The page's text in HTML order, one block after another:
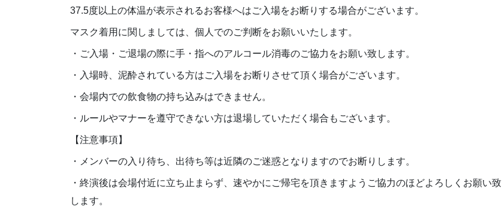
37.5度以上の体温が表示されるお客様へはご入場をお断りする場合がございます。
マスク着用に関しましては、個人でのご判断をお願いいたします。
・ご入場・ご退場の際に手・指へのアルコール消毒のご協力をお願い致します。
・入場時、泥酔されている方はご入場をお断りさせて頂く場合がございます。
・会場内での飲食物の持ち込みはできません。
・ルールやマナーを遵守できない方は退場していただく場合もございます。
【注意事項】
・メンバーの入り待ち、出待ち等は近隣のご迷惑となりますのでお断りします。
・終演後は会場付近に立ち止まらず、速やかにご帰宅を頂きますようご協力のほどよろしくお願い致
します。